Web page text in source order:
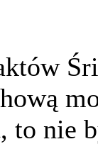
to nie